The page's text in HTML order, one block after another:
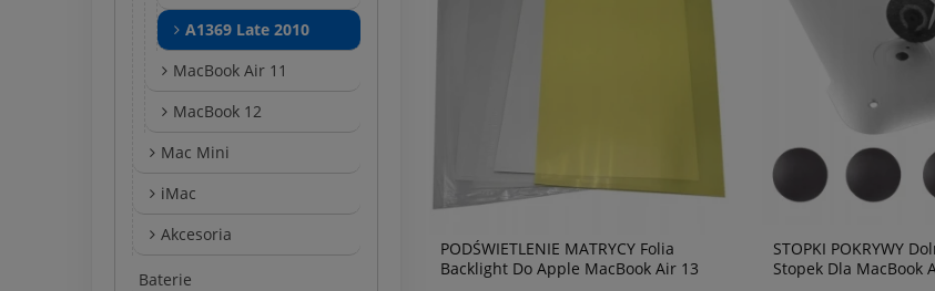
A1369 Late 2010
MacBook Air 11
MacBook 12
Mac Mini
iMac
Akcesoria
Baterie
PODŚWIETLENIE MATRYCY Folia
Backlight Do Apple MacBook Air 13
STOPKI POKRYWY
Stopek Dla MacBook